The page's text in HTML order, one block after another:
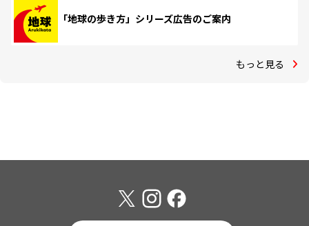
「地球の歩き方」シリーズ広告のご案内
もっと見る